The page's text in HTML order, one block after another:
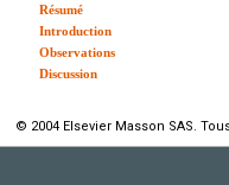
Résumé
Introduction
Observations
Discussion
© 2004 Elsevier Masson SAS.